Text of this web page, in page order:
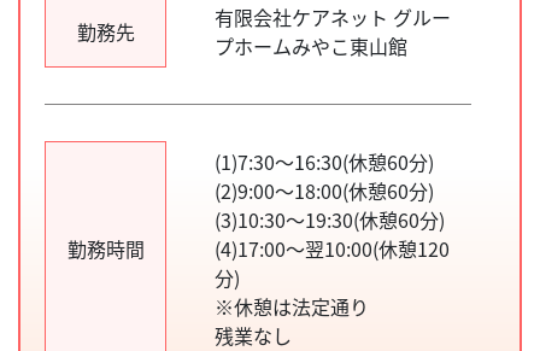
勤務先
有限会社ケアネット グルー
プホームみやこ東山館
勤務時間
(1)7:30～16:30(休憩60分)
(2)9:00～18:00(休憩60分)
(3)10:30～19:30(休憩60分)
(4)17:00～翌10:00(休憩120
分)
※休憩は法定通り
残業なし